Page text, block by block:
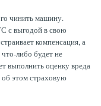
чинить машину.
с выгодой в свою
компенсация, а
либо будет не
выполнить оценку вреда
об этом страховую